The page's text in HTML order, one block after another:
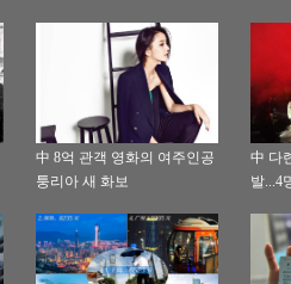
中 8억 관객 영화의 여주인공
퉁리아 새 화보
中 다
발...4